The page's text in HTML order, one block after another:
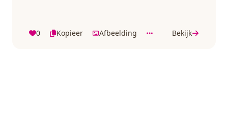
0 Kopieer Afbeelding Bekijk